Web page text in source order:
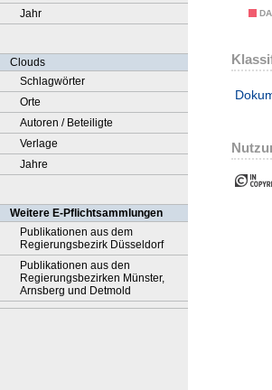
Jahr
Clouds
Schlagwörter
Orte
Autoren / Beteiligte
Verlage
Jahre
Weitere E-Pflichtsammlungen
Publikationen aus dem
Regierungsbezirk Düsseldorf
Publikationen aus den
Regierungsbezirken Münster,
Arnsberg und Detmold